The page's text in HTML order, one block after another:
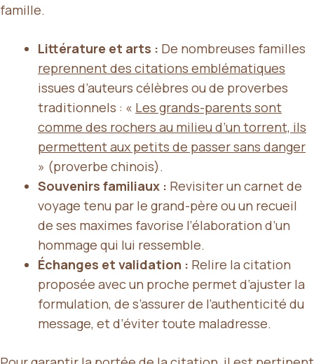
famille.
Littérature et arts : De nombreuses familles
reprennent des citations emblématiques
issues d’auteurs célèbres ou de proverbes
traditionnels : « Les grands-parents sont
comme des rochers au milieu d’un torrent, ils
permettent aux petits de passer sans danger
» (proverbe chinois).
Souvenirs familiaux : Revisiter un carnet de
voyage tenu par le grand-père ou un recueil
de ses maximes favorise l’élaboration d’un
hommage qui lui ressemble.
Échanges et validation : Relire la citation
proposée avec un proche permet d’ajuster la
formulation, de s’assurer de l’authenticité du
message, et d’éviter toute maladresse.